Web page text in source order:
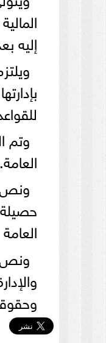
إليه
وتم
العامة.
ونص
ونص